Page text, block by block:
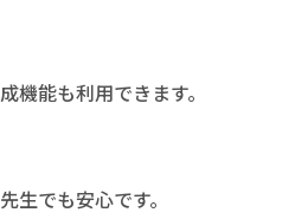
能も利用できます。
生でも安心です。